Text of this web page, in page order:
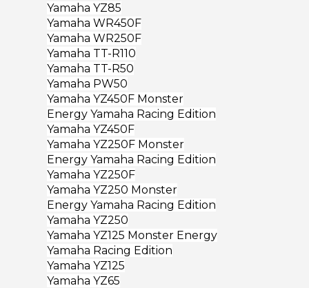
Yamaha YZ85
Yamaha WR450F
Yamaha WR250F
Yamaha TT-R110
Yamaha TT-R50
Yamaha PW50
Yamaha YZ450F Monster
Energy Yamaha Racing Edition
Yamaha YZ450F
Yamaha YZ250F Monster
Energy Yamaha Racing Edition
Yamaha YZ250F
Yamaha YZ250 Monster
Energy Yamaha Racing Edition
Yamaha YZ250
Yamaha YZ125 Monster Energy
Yamaha Racing Edition
Yamaha YZ125
Yamaha YZ65